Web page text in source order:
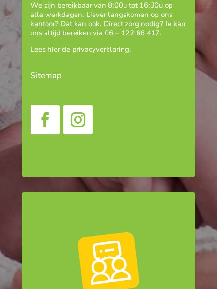
We zijn bereikbaar van 8:00u tot 16:30u op
alle werkdagen. Liever langskomen op ons
kantoor? Dat kan ook. Direct zorg nodig? Je kan
ons altijd bereiken via 06 – 122 66 417.
Lees hier de privacyverklaring.
Sitemap